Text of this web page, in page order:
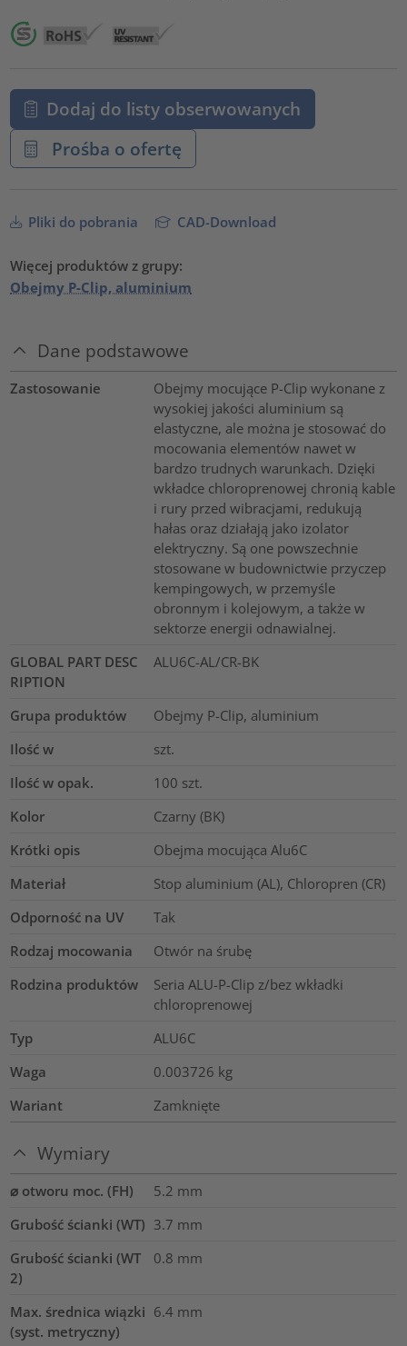
Dodaj do listy obserwowanych
Prośba o ofertę
Pliki do pobrania CAD-Download
Więcej produktów z grupy:
Obejmy P-Clip, aluminium
Dane podstawowe
Zastosowanie
Obejmy mocujące P-Clip wykonane z
wysokiej jakości aluminium są
elastyczne, ale można je stosować do
mocowania elementów nawet w
bardzo trudnych warunkach. Dzięki
wkładce chloroprenowej chronią kable
i rury przed wibracjami, redukują
hałas oraz działają jako izolator
elektryczny. Są one powszechnie
stosowane w budownictwie przyczep
kempingowych, w przemyśle
obronnym i kolejowym, a także w
sektorze energii odnawialnej.
GLOBAL PART DESC
RIPTION
ALU6C-AL/CR-BK
Grupa produktów
Obejmy P-Clip, aluminium
Ilość w
szt.
Ilość w opak.
100 szt.
Kolor
Czarny (BK)
Krótki opis
Obejma mocująca Alu6C
Materiał
Stop aluminium (AL), Chloropren (CR)
Odporność na UV
Tak
Rodzaj mocowania
Otwór na śrubę
Rodzina produktów
Seria ALU-P-Clip z/bez wkładki
chloroprenowej
Typ
ALU6C
Waga
0.003726 kg
Wariant
Zamknięte
Wymiary
⌀ otworu moc. (FH)
5.2 mm
Grubość ścianki (WT) 3.7 mm
Grubość ścianki (WT
2)
0.8 mm
Max. średnica wiązki
(syst. metryczny)
6.4 mm